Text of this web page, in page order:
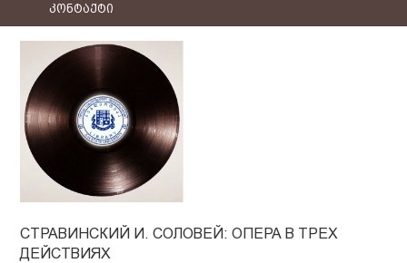
კონტაქტი
СТРАВИНСКИЙ И. СОЛОВЕЙ: ОПЕРА В ТРЕХ
ДЕЙСТВИЯХ